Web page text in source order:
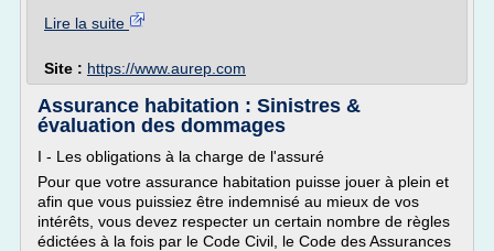
Lire la suite
Site : https://www.aurep.com
Assurance habitation : Sinistres &
évaluation des dommages
I - Les obligations à la charge de l'assuré
Pour que votre assurance habitation puisse jouer à plein et
afin que vous puissiez être indemnisé au mieux de vos
intérêts, vous devez respecter un certain nombre de règles
édictées à la fois par le Code Civil, le Code des Assurances